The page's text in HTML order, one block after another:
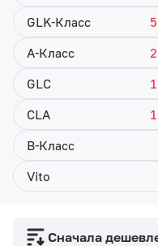
GLK-Класс
A-Класс
GLC
CLA
B-Класс
Vito
Сначала